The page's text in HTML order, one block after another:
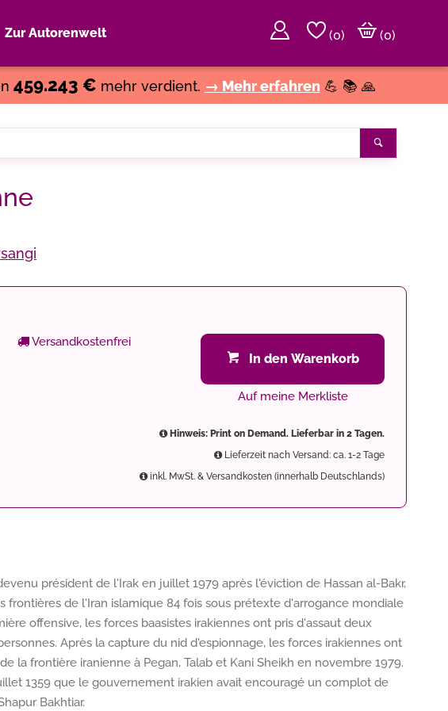
Zur Autorenwelt (0)
(0)
459.243 € mehr verdient. → Mehr erfahren 💪 📚 🙏
Versandkostenfrei
In den Warenkorb
Auf meine Merkliste
Hinweis: Print on Demand. Lieferbar in 2 Tagen.
Lieferzeit nach Versand: ca. 1-2 Tage
inkl. MwSt. & Versandkosten (innerhalb Deutschlands)
président de l'Irak en juillet 1979 après l'éviction de Hassan al-Bakr,
frontières de l'Iran islamique 84 fois sous prétexte d'arrogance mondiale
offensive, les forces baasistes irakiennes ont pris d'assaut deux
Après la capture du nid d'espionnage, les forces irakiennes ont
la frontière iranienne à Pegan, Talab et Kani Sheikh en novembre 1979.
1359 que le gouvernement irakien avait encouragé un complot de
Bakhtiar.